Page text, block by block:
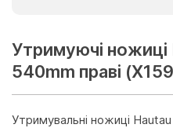
Утримуючі ножиці
540mm праві
Утримувальні ножиці